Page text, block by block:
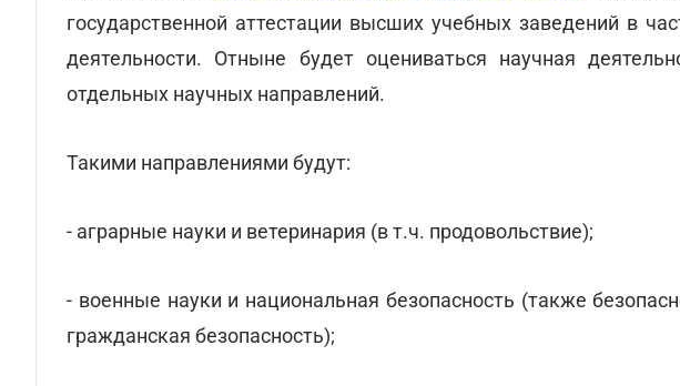
государственной аттестации высших учебных заведений в
деятельности. Отныне будет оцениваться научная
отдельных научных направлений.
Такими направлениями будут:
- аграрные науки и ветеринария (в т.ч. продовольствие);
- военные науки и национальная безопасность (также
гражданская безопасность);